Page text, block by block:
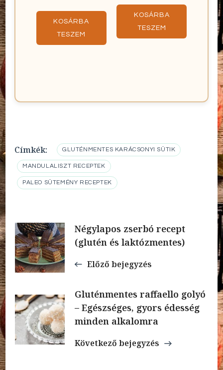
KOSÁRBA
TESZEM
KOSÁRBA
TESZEM
Címkék: GLUTÉNMENTES KARÁCSONYI SÜTIK
MANDULALISZT RECEPTEK
PALEO SÜTEMÉNY RECEPTEK
Bejegyzések
navigációja
Négylapos zserbó recept
(glutén és laktózmentes)
Előző bejegyzés
Gluténmentes raffaello golyó
– Egészséges, gyors édesség
minden alkalomra
Következő bejegyzés